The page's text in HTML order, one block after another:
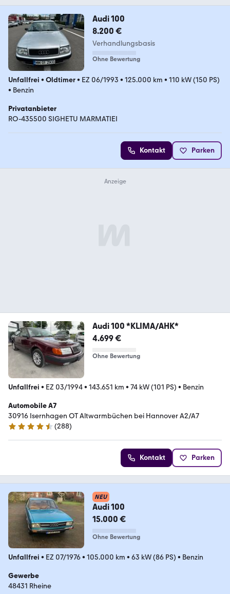
Audi 100
8.200 €
Verhandlungsbasis
Ohne Bewertung
Unfallfrei • Oldtimer• EZ 06/1993 • 125.000 km • 110 kW (150 PS)
• Benzin
Privatanbieter
RO-435500 SIGHETU MARMATIEI
Kontakt Parken
Audi 100 *KLIMA/AHK*
4.699 €
Ohne Bewertung
Unfallfrei • EZ 03/1994• 143.651 km • 74 kW (101 PS) • Benzin
Automobile A7
30916 Isernhagen OT Altwarmbüchen bei Hannover A2/A7
4.7 Sterne
(288)
Kontakt Parken
NEU
Audi 100
15.000 €
Ohne Bewertung
Unfallfrei • EZ 07/1976• 105.000 km • 63 kW (86 PS) • Benzin
Gewerbe
48431 Rheine